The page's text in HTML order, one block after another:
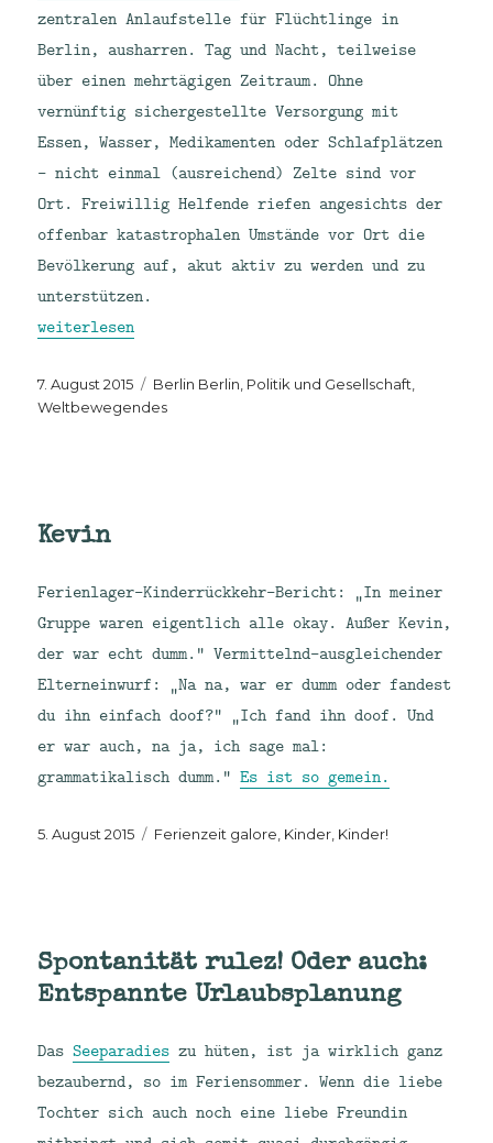
zentralen Anlaufstelle für Flüchtlinge in
Berlin, ausharren. Tag und Nacht, teilweise
über einen mehrtägigen Zeitraum. Ohne
vernünftig sichergestellte Versorgung mit
Essen, Wasser, Medikamenten oder Schlafplätzen
– nicht einmal (ausreichend) Zelte sind vor
Ort. Freiwillig Helfende riefen angesichts der
offenbar katastrophalen Umstände vor Ort die
Bevölkerung auf, akut aktiv zu werden und zu
unterstützen.
„Tropfen auf den heißen #LaGeSo-Stein.“
weiterlesen
Veröffentlicht
am
7. August 2015 Kategorien
Berlin Berlin Politik und Gesellschaft
Weltbewegendes
Kevin
Ferienlager-Kinderrückkehr-Bericht: „In meiner
Gruppe waren eigentlich alle okay. Außer Kevin,
der war echt dumm.“ Vermittelnd-ausgleichender
Elterneinwurf: „Na na, war er dumm oder fandest
du ihn einfach doof?“ „Ich fand ihn doof. Und
er war auch, na ja, ich sage mal:
grammatikalisch dumm.“Es ist so gemein.
Veröffentlicht
5. August 2015 Kategorien
Ferienzeit galore Kinder, Kinder!
Spontanität rulez! Oder auch:
Entspannte Urlaubsplanung
DasSeeparadies zu hüten, ist ja wirklich ganz
bezaubernd, so im Feriensommer. Wenn die liebe
Tochter sich auch noch eine liebe Freundin